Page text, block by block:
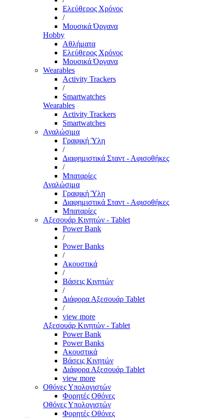
Ελεύθερος Χρόνος
/
Μουσικά Όργανα
Hobby
Αθλήματα
Ελεύθερος Χρόνος
Μουσικά Όργανα
Wearables
Activity Trackers
/
Smartwatches
Wearables
Activity Trackers
Smartwatches
Αναλώσιμα
Γραφική Ύλη
/
Διαφημιστικά Σταντ - Αφισοθήκες
/
Μπαταρίες
Αναλώσιμα
Γραφική Ύλη
Διαφημιστικά Σταντ - Αφισοθήκες
Μπαταρίες
Αξεσουάρ Κινητών - Tablet
Power Bank
/
Power Banks
/
Ακουστικά
/
Βάσεις Κινητών
/
Διάφορα Αξεσουάρ Tablet
/
view more
Αξεσουάρ Κινητών - Tablet
Power Bank
Power Banks
Ακουστικά
Βάσεις Κινητών
Διάφορα Αξεσουάρ Tablet
view more
Οθόνες Υπολογιστών
Φορητές Οθόνες
Οθόνες Υπολογιστών
Φορητές Οθόνες